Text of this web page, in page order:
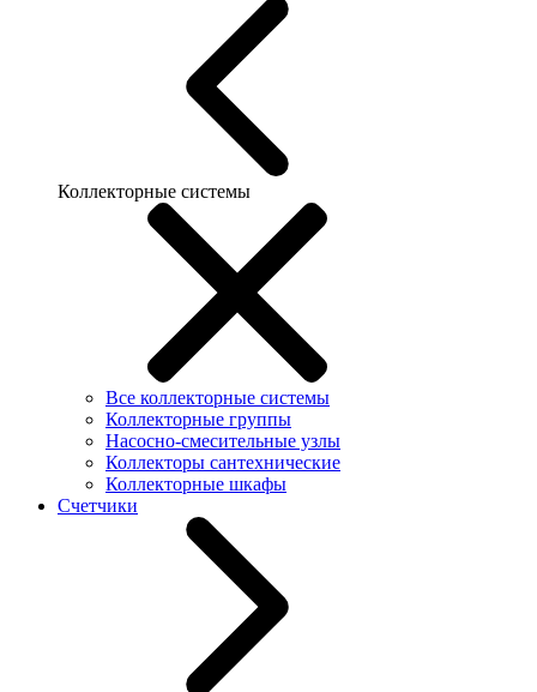
Коллекторные системы
Все коллекторные системы
Коллекторные группы
Насосно-смесительные узлы
Коллекторы сантехнические
Коллекторные шкафы
Счетчики